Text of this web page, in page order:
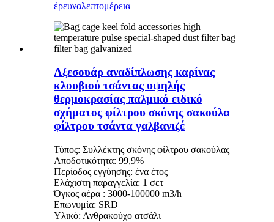
έρευναλεπτομέρεια
Αξεσουάρ αναδίπλωσης καρίνας
κλουβιού τσάντας υψηλής
θερμοκρασίας παλμικό ειδικό
σχήματος φίλτρου σκόνης σακούλα
φίλτρου τσάντα γαλβανιζέ
Τύπος: Συλλέκτης σκόνης φίλτρου σακούλας
Αποδοτικότητα: 99,9%
Περίοδος εγγύησης: ένα έτος
Ελάχιστη παραγγελία: 1 σετ
Όγκος αέρα : 3000-100000 m3/h
Επωνυμία: SRD
Υλικό: Ανθρακούχο ατσάλι